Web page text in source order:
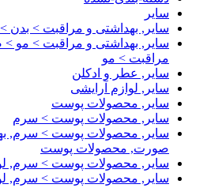
سایر
سایر, بهداشتی و مراقبت > بدن
سایر, بهداشتی و مراقبت > مو
مراقبت > مو
سایر, عطر و ادکلن
سایر, لوازم آرایشی
سایر, محصولات پوست
سایر, محصولات پوست > سرم
سایر, محصولات پوست > سرم,
صورت, محصولات پوست
سایر, محصولات پوست > سرم,
سایر, محصولات پوست > سرم,